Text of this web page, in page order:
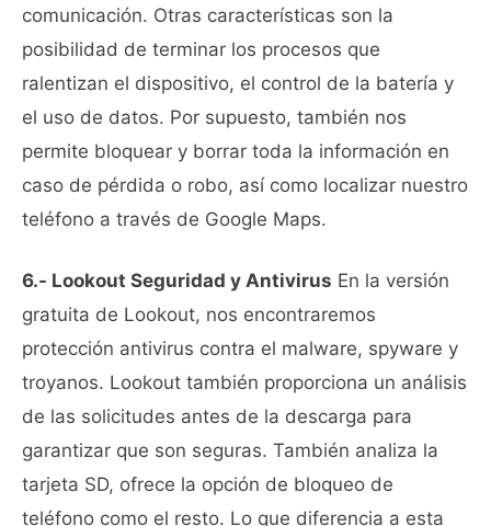
comunicación. Otras características son la
posibilidad de terminar los procesos que
ralentizan el dispositivo, el control de la batería y
el uso de datos. Por supuesto, también nos
permite bloquear y borrar toda la información en
caso de pérdida o robo, así como localizar nuestro
teléfono a través de Google Maps.
6.- Lookout Seguridad y Antivirus En la versión
gratuita de Lookout, nos encontraremos
protección antivirus contra el malware, spyware y
troyanos. Lookout también proporciona un análisis
de las solicitudes antes de la descarga para
garantizar que son seguras. También analiza la
tarjeta SD, ofrece la opción de bloqueo de
teléfono como el resto. Lo que diferencia a esta